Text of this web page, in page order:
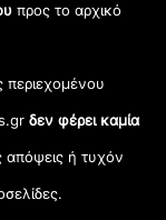
προς το αρχικό
περιεχομένου
δεν φέρει καμία
απόψεις ή τυχόν